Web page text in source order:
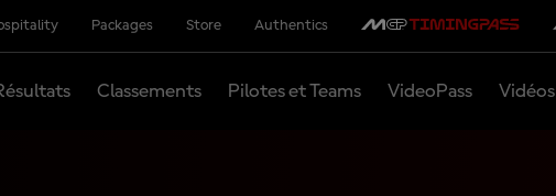
Packages Store Authentics
Classements Pilotes et Teams VideoPass Vidéos